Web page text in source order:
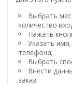
Выбрать
количество
Нажать
Указать
телефона;
Выбрать
Внести
заказ.